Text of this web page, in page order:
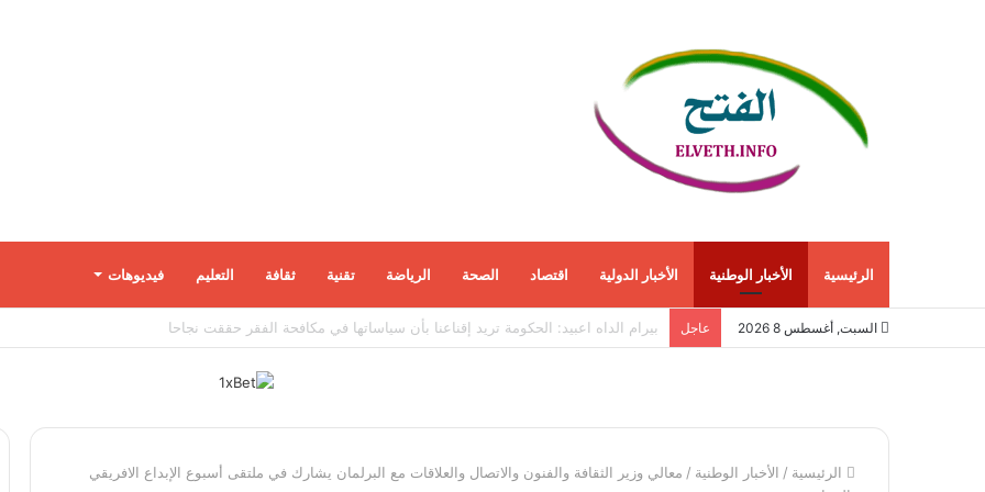
الرئيسية الأخبار الوطنية الأخبار الدولية اقتصاد الصحة الرياضة تقنية ثقافة التعليم فيديوهات
السبت, أغسطس 8 2026 عاجل الاقتصاد الأمريكي ينمو 1.5% في الربع الثاني مع استمرار قوة الطلب المحلي
الرئيسية / الأخبار الوطنية / معالي وزير الثقافة والفنون والاتصال والعلاقات مع البرلمان يشارك في ملتقى أسبوع الإبداع الافريقي